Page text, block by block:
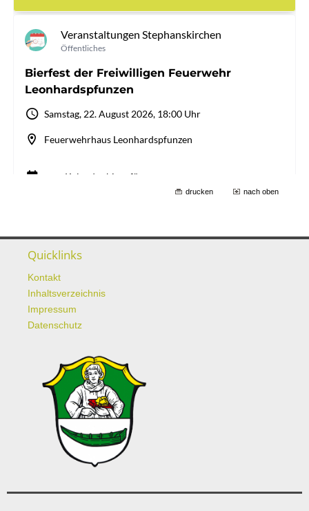
drucken nach oben
Quicklinks
Kontakt
Inhaltsverzeichnis
Impressum
Datenschutz